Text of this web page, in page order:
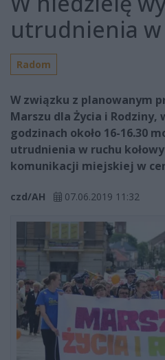
utrudnienia
Radom
W związku z planowanym
Marszu dla Życia i Rodziny,
godzinach około 16-16.30
utrudnienia w ruchu
komunikacji miejskiej w
czd/AH 07.06.2019 11:32